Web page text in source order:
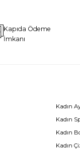
Kapıda Ödeme
İmkanı
Kadın
Kadın
Kadın
Kadın